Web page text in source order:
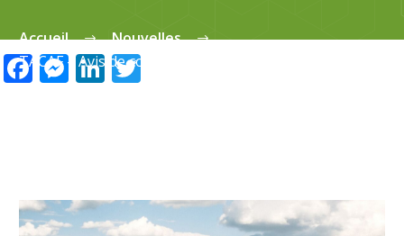
Facebook
Messenger
LinkedIn
Accueil
Nouvelles
TACAF – Avis de convocation provisoire – AGA 2020